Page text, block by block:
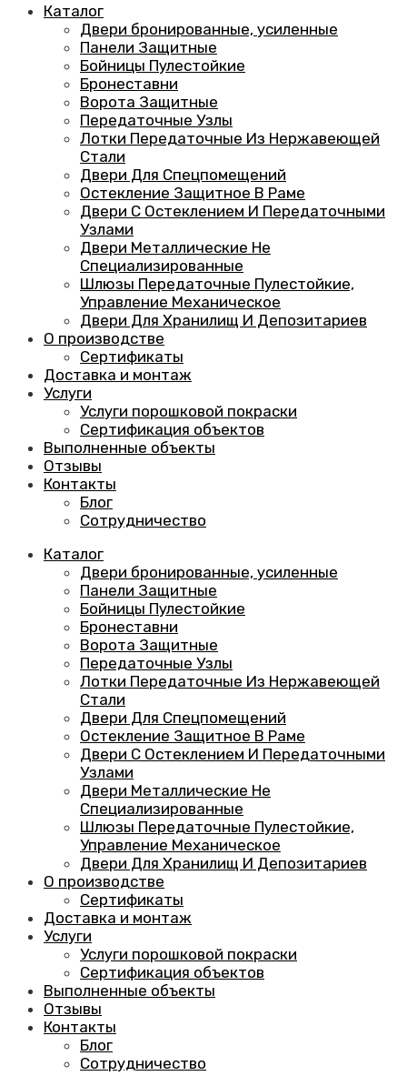
Каталог
Двери бронированные, усиленные
Панели Защитные
Бойницы Пулестойкие
Бронеставни
Ворота Защитные
Передаточные Узлы
Лотки Передаточные Из Нержавеющей
Стали
Двери Для Спецпомещений
Остекление Защитное В Раме
Двери С Остеклением И Передаточными
Узлами
Двери Металлические Не
Специализированные
Шлюзы Передаточные Пулестойкие,
Управление Механическое
Двери Для Хранилищ И Депозитариев
О производстве
Сертификаты
Доставка и монтаж
Услуги
Услуги порошковой покраски
Сертификация объектов
Выполненные объекты
Отзывы
Контакты
Блог
Сотрудничество
Каталог
Двери бронированные, усиленные
Панели Защитные
Бойницы Пулестойкие
Бронеставни
Ворота Защитные
Передаточные Узлы
Лотки Передаточные Из Нержавеющей
Стали
Двери Для Спецпомещений
Остекление Защитное В Раме
Двери С Остеклением И Передаточными
Узлами
Двери Металлические Не
Специализированные
Шлюзы Передаточные Пулестойкие,
Управление Механическое
Двери Для Хранилищ И Депозитариев
О производстве
Сертификаты
Доставка и монтаж
Услуги
Услуги порошковой покраски
Сертификация объектов
Выполненные объекты
Отзывы
Контакты
Блог
Сотрудничество